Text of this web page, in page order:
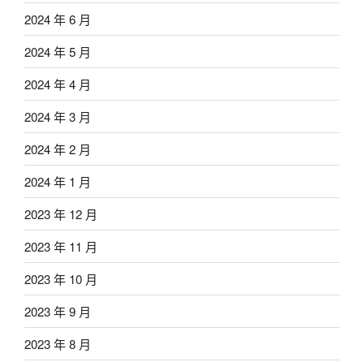
2024 年 6 月
2024 年 5 月
2024 年 4 月
2024 年 3 月
2024 年 2 月
2024 年 1 月
2023 年 12 月
2023 年 11 月
2023 年 10 月
2023 年 9 月
2023 年 8 月